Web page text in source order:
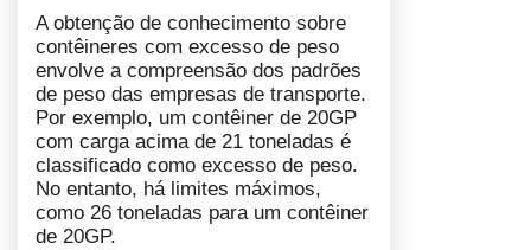
A obtenção de conhecimento sobre
contêineres com excesso de peso
envolve a compreensão dos padrões
de peso das empresas de transporte.
Por exemplo, um contêiner de 20GP
com carga acima de 21 toneladas é
classificado como excesso de peso.
No entanto, há limites máximos,
como 26 toneladas para um contêiner
de 20GP.